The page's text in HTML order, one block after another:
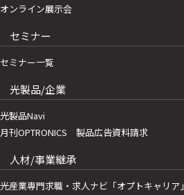
オンライン展示会
セミナー
セミナー一覧
光製品/企業
光製品Navi
月刊OPTRONICS 製品広告資料請求
人材/事業継承
光産業専門求職・求人ナビ「オプトキャリア」